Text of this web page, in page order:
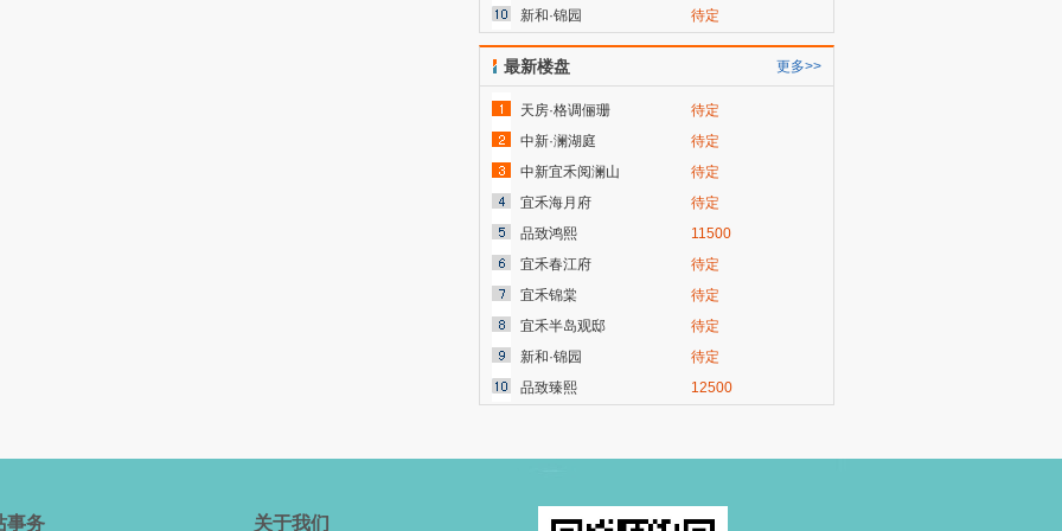
新和·锦园 待定
最新楼盘 更多>>
天房·格调俪珊
待定
中新·澜湖庭
待定
中新宜禾阅澜山
待定
宜禾海月府
待定
品致鸿熙
11500
宜禾春江府
待定
宜禾锦棠
待定
宜禾半岛观邸
待定
新和·锦园
待定
品致臻熙
12500
事务 关于我们